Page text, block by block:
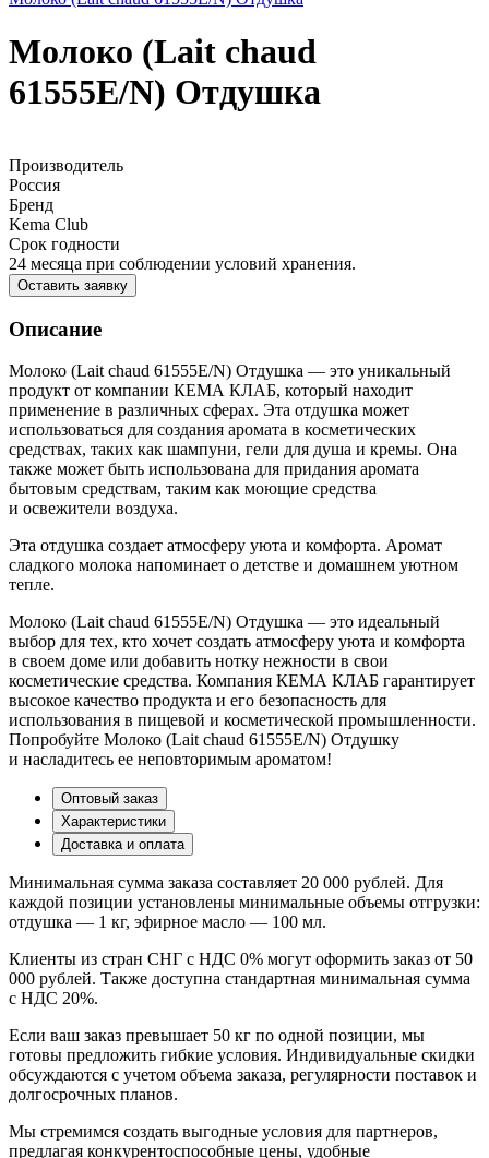
Молоко (Lait chaud
61555E/N) Отдушка
Производитель
Россия
Бренд
Kema Club
Срок годности
24 месяца при соблюдении условий хранения.
Оставить заявку
Описание
Молоко (Lait chaud 61555E/N) Отдушка — это уникальный
продукт от компании КЕМА КЛАБ, который находит
применение в различных сферах. Эта отдушка может
использоваться для создания аромата в косметических
средствах, таких как шампуни, гели для душа и кремы. Она
также может быть использована для придания аромата
бытовым средствам, таким как моющие средства
и освежители воздуха.
Эта отдушка создает атмосферу уюта и комфорта. Аромат
сладкого молока напоминает о детстве и домашнем уютном
тепле.
Молоко (Lait chaud 61555E/N) Отдушка — это идеальный
выбор для тех, кто хочет создать атмосферу уюта и комфорта
в своем доме или добавить нотку нежности в свои
косметические средства. Компания КЕМА КЛАБ гарантирует
высокое качество продукта и его безопасность для
использования в пищевой и косметической промышленности.
Попробуйте Молоко (Lait chaud 61555E/N) Отдушку
и насладитесь ее неповторимым ароматом!
Оптовый заказ
Характеристики
Доставка и оплата
Минимальная сумма заказа составляет 20 000 рублей. Для
каждой позиции установлены минимальные объемы отгрузки:
отдушка — 1 кг, эфирное масло — 100 мл.
Клиенты из стран СНГ с НДС 0% могут оформить заказ от 50
000 рублей. Также доступна стандартная минимальная сумма
с НДС 20%.
Если ваш заказ превышает 50 кг по одной позиции, мы
готовы предложить гибкие условия. Индивидуальные скидки
обсуждаются с учетом объема заказа, регулярности поставок и
долгосрочных планов.
Мы стремимся создать выгодные условия для партнеров,
предлагая конкурентоспособные цены, удобные